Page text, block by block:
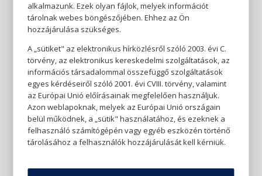
alkalmazunk. Ezek olyan fájlok, melyek információt
tárolnak webes böngészőjében. Ehhez az Ön
hozzájárulása szükséges.
A „sütiket" az elektronikus hírközlésről szóló 2003. évi C.
törvény, az elektronikus kereskedelmi szolgáltatások, az
információs társadalommal összefüggő szolgáltatások
egyes kérdéseiről szóló 2001. évi CVIII. törvény, valamint
az Európai Unió előírásainak megfelelően használjuk.
Azon weblapoknak, melyek az Európai Unió országain
belül működnek, a „sütik" használatához, és ezeknek a
felhasználó számítógépén vagy egyéb eszközén történő
tárolásához a felhasználók hozzájárulását kell kérniük.